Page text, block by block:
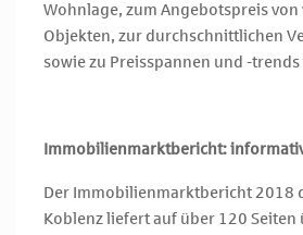
Wohnlage, zum Angebotspreis
Objekten, zur durchschnittlichen
sowie zu Preisspannen und -trends
Immobilienmarktbericht:
Der Immobilienmarktbericht 2018
Koblenz liefert auf über 120 Seiten